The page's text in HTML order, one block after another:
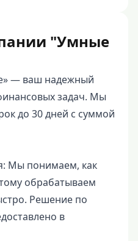
"Умные
— ваш надежный
задач. Мы
до 30 дней с суммой
Мы понимаем, как
обрабатываем
Решение по
в